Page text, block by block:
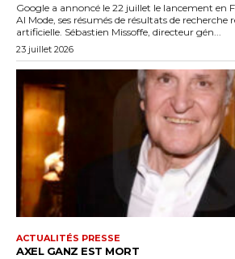
Google a annoncé le 22 juillet le lancement en
AI Mode, ses résumés de résultats de recherche
artificielle. Sébastien Missoffe, directeur gén...
23 juillet 2026
ACTUALITÉS PRESSE
AXEL GANZ EST MORT